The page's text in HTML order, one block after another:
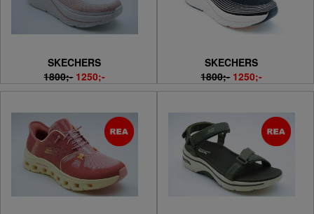
SKECHERS
1800;- 1250;-
SKECHERS
1800;- 1250;-